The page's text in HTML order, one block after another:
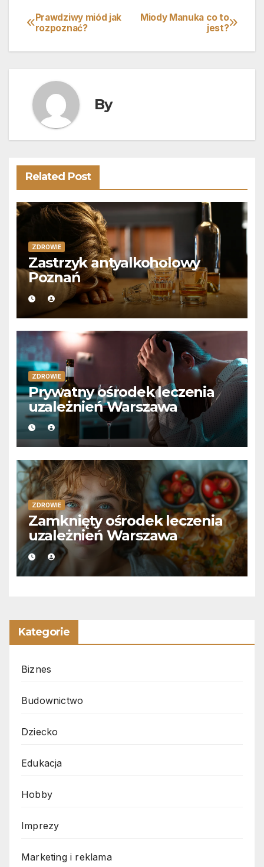
Nawigacja
wpisu
Miody Manuka co to
jest?
Prawdziwy miód jak
rozpoznać?
By
Related Post
ZDROWIE
Zastrzyk antyalkoholowy
Poznań
ZDROWIE
Prywatny ośrodek leczenia
uzależnień Warszawa
ZDROWIE
Zamknięty ośrodek leczenia
uzależnień Warszawa
Kategorie
Biznes
Budownictwo
Dziecko
Edukacja
Hobby
Imprezy
Marketing i reklama